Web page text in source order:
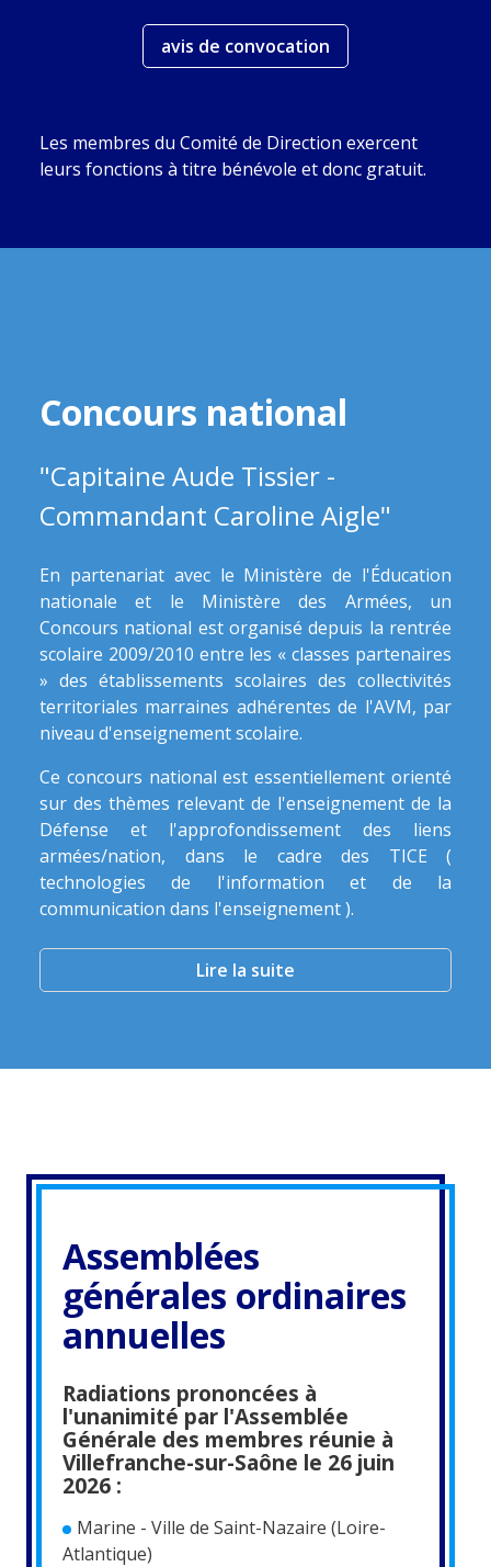
avis de convocation
Les membres du Comité de Direction exercent
leurs fonctions à titre bénévole et donc gratuit.
Concours national
"Capitaine Aude Tissier -
Commandant Caroline Aigle"
En partenariat avec le Ministère de l'Éducation
nationale et le Ministère des Armées, un
Concours national est organisé depuis la rentrée
scolaire 2009/2010 entre les « classes partenaires
» des établissements scolaires des collectivités
territoriales marraines adhérentes de l'AVM, par
niveau d'enseignement scolaire.
Ce concours national est essentiellement orienté
sur des thèmes relevant de l'enseignement de la
Défense et l'approfondissement des liens
armées/nation, dans le cadre des TICE (
technologies de l'information et de la
communication dans l'enseignement ).
Lire la suite
Assemblées
générales ordinaires
annuelles
Radiations prononcées à
l'unanimité par l'Assemblée
Générale des membres réunie à
Villefranche-sur-Saône le 26 juin
2026 :
Marine - Ville de Saint-Nazaire (Loire-
Atlantique)